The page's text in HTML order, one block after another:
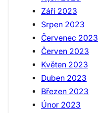
Září 2023
Srpen 2023
Červenec 2023
Červen 2023
Květen 2023
Duben 2023
Březen 2023
Únor 2023